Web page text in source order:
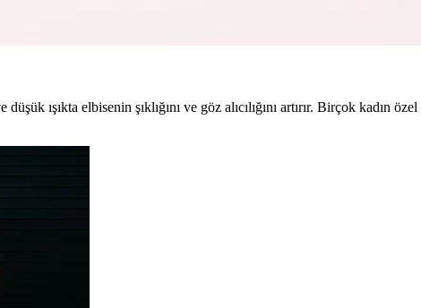
ışıkta elbisenin şıklığını ve göz alıcılığını artırır. Birçok kadın